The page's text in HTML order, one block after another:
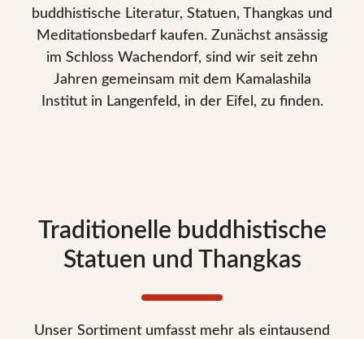
buddhistische Literatur, Statuen, Thangkas und
Meditationsbedarf kaufen. Zunächst ansässig
im Schloss Wachendorf, sind wir seit zehn
Jahren gemeinsam mit dem Kamalashila
Institut in Langenfeld, in der Eifel, zu finden.
Traditionelle buddhistische
Statuen und Thangkas
Unser Sortiment umfasst mehr als eintausend